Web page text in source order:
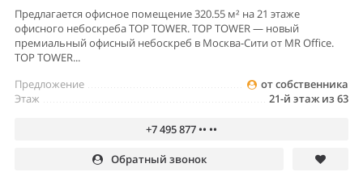
Предлагается офисное помещение 320.55 м² на 21 этаже
офисного небоскреба TOP TOWER. TOP TOWER — новый
премиальный офисный небоскреб в Москва-Сити от MR Office.
TOP TOWER...
от собственника
Предложение
21-й этаж из 63
Этаж
+7 495 877 •• ••
Обратный звонок